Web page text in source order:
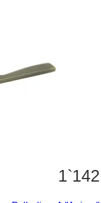
1`142